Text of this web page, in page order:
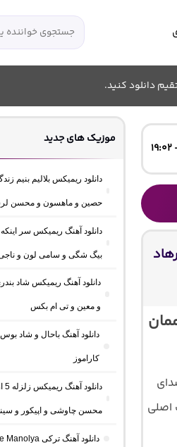
دانلود کنید.
اصلی
موزیک های جدید
دانلود ریمیکس بلالیم بنیم
حصین و ماهسون و محسن
دانلود آهنگ ریمیکس سر
بیگ شگی و سامی لون و
دانلود آهنگ ریمیکس شاد
و معین و تی ام بکس
دانلود آهنگ باحال و شاد
کاراموز
محسن چاوشی و اپیکور و
دانلود آهنگ ترکی Ah Be Manolya از بوراک بولوت